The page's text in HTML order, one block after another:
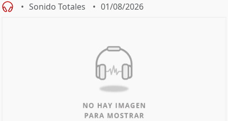
Sonido Totales 01/08/2026